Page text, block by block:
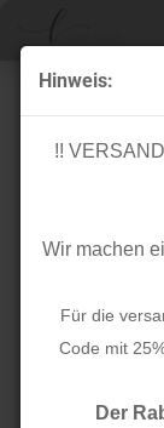
Hinweis:
!!
Wir machen
Für die
Code mit
Der
Bio Baumwoll
Maker